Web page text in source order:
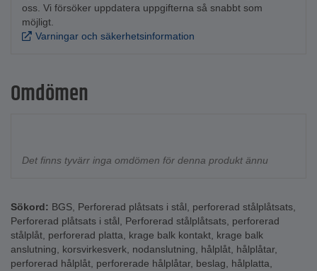
oss. Vi försöker uppdatera uppgifterna så snabbt som
möjligt.
Varningar och säkerhetsinformation
Omdömen
Det finns tyvärr inga omdömen för denna produkt ännu
Sökord: BGS, Perforerad plåtsats i stål, perforerad stålplåtsats,
Perforerad plåtsats i stål, Perforerad stålplåtsats, perforerad
stålplåt, perforerad platta, krage balk kontakt, krage balk
anslutning, korsvirkesverk, nodanslutning, hålplåt, hålplåtar,
perforerad hålplåt, perforerade hålplåtar, beslag, hålplatta,